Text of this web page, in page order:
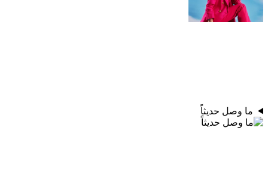
ما وصل حديثاً